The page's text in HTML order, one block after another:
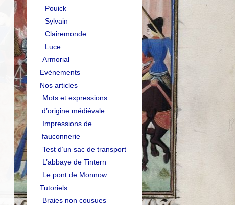
Pouick
Sylvain
Clairemonde
Luce
Armorial
Evénements
Nos articles
Mots et expressions
d’origine médiévale
Impressions de
fauconnerie
Test d’un sac de transport
L’abbaye de Tintern
Le pont de Monnow
Tutoriels
Braies non cousues